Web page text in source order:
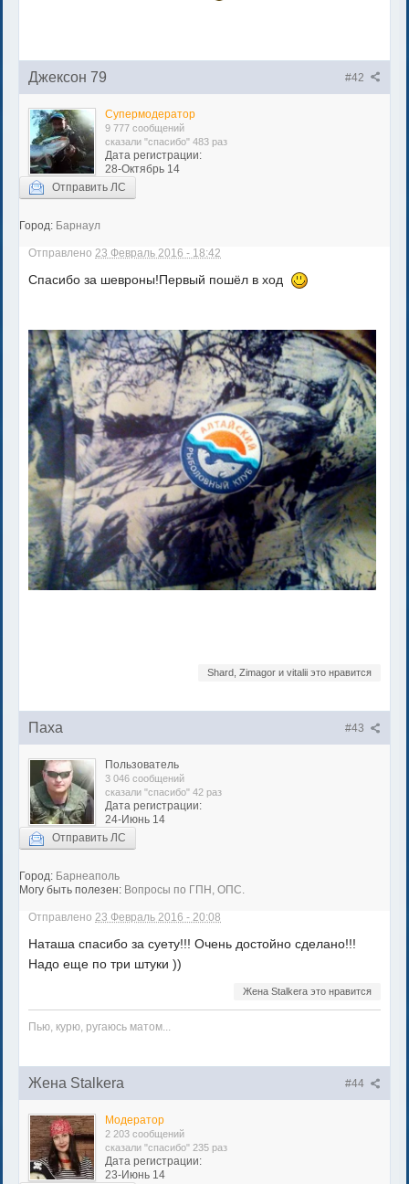
#42
Джексон 79
Супермодератор
9 777 сообщений
сказали "спасибо" 483 раз
Дата регистрации:
28-Октябрь 14
Отправить ЛС
Город: Барнаул
Отправлено 23 Февраль 2016 - 18:42
Спасибо за шевроны!Первый пошёл в ход
Shard, Zimagor и vitalii это нравится
#43
Паха
Пользователь
3 046 сообщений
сказали "спасибо" 42 раз
Дата регистрации:
24-Июнь 14
Отправить ЛС
Город: Барнеаполь
Могу быть полезен: Вопросы по ГПН, ОПС.
Отправлено23 Февраль 2016 - 20:08
Наташа спасибо за суету!!! Очень достойно сделано!!!
Надо еще по три штуки ))
Жена Stalkera это нравится
Пью, курю, ругаюсь матом...
#44
Жена Stalkera
Модератор
2 203 сообщений
сказали "спасибо" 235 раз
Дата регистрации:
23-Июнь 14